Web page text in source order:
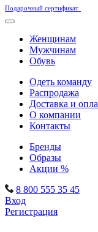
Подарочный сертификат
Женщинам
Мужчинам
Обувь
Одеть команду
Распродажа
Доставка и
О компании
Контакты
Бренды
Образы
Акции %
8 800 555 35 45
Вход
Регистрация